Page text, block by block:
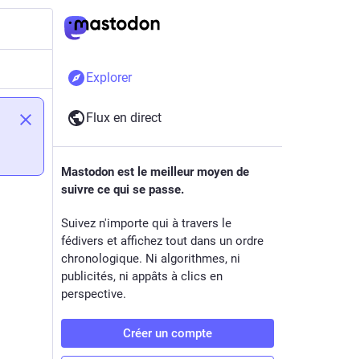
Explorer
Flux en direct
Mastodon est le meilleur moyen de
suivre ce qui se passe.
Suivez n'importe qui à travers le
fédivers et affichez tout dans un ordre
chronologique. Ni algorithmes, ni
publicités, ni appâts à clics en
perspective.
Créer un compte